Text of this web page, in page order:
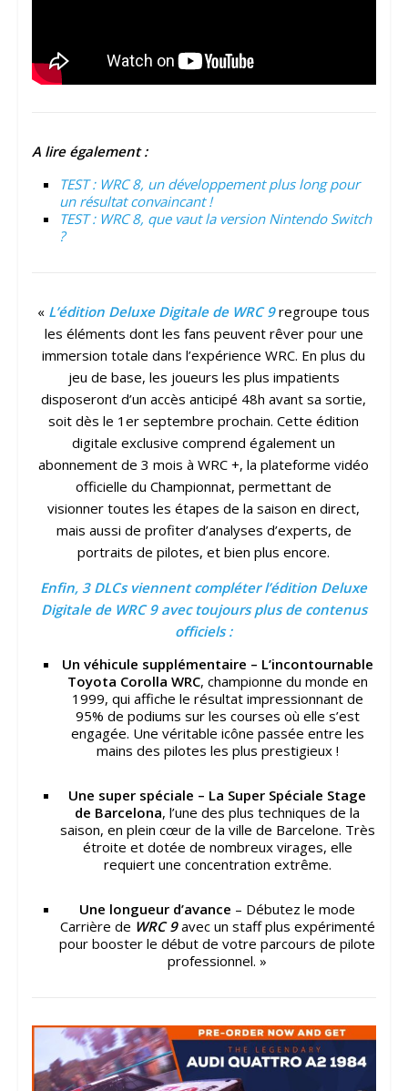
A lire également :
TEST : WRC 8, un développement plus long pour
un résultat convaincant !
TEST : WRC 8, que vaut la version Nintendo Switch
?
« L’édition Deluxe Digitale de WRC 9regroupe tous
les éléments dont les fans peuvent rêver pour une
immersion totale dans l’expérience WRC. En plus du
jeu de base, les joueurs les plus impatients
disposeront d’un accès anticipé 48h avant sa sortie,
soit dès le 1er septembre prochain. Cette édition
digitale exclusive comprend également un
abonnement de 3 mois à WRC +, la plateforme vidéo
officielle du Championnat, permettant de
visionner toutes les étapes de la saison en direct,
mais aussi de profiter d’analyses d’experts, de
portraits de pilotes, et bien plus encore.
Enfin, 3 DLCs viennent compléter l’édition Deluxe
Digitale de WRC 9 avec toujours plus de contenus
officiels :
Un véhicule supplémentaire – L’incontournable
Toyota Corolla WRC, championne du monde en
1999, qui affiche le résultat impressionnant de
95% de podiums sur les courses où elle s’est
engagée. Une véritable icône passée entre les
mains des pilotes les plus prestigieux !
Une super spéciale – La Super Spéciale Stage
de Barcelona, l’une des plus techniques de la
saison, en plein cœur de la ville de Barcelone. Très
étroite et dotée de nombreux virages, elle
requiert une concentration extrême.
Une longueur d’avance – Débutez le mode
Carrière de WRC 9avec un staff plus expérimenté
pour booster le début de votre parcours de pilote
professionnel. »